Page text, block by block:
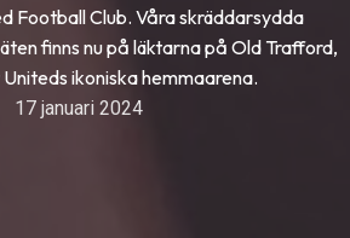
Football Club. Våra skräddarsydda
finns nu på läktarna på Old Trafford,
ikoniska hemmaarena.
17 januari 2024